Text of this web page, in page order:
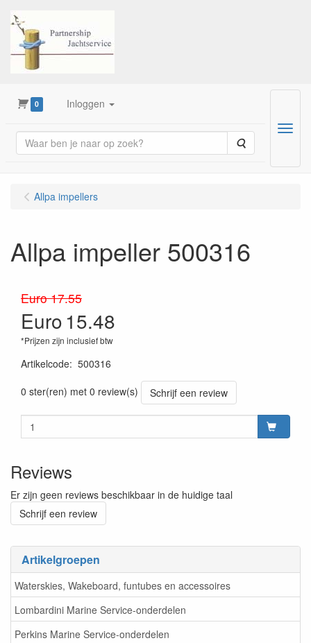
0 Inloggen
Zoeken
Menu
Artikelgroepen
Waterskies, Wakeboard, funtubes en accessoires
Lombardini Marine Service-onderdelen
Perkins Marine Service-onderdelen
Allpa impellers
Allpa impeller 500316
Euro 17.55
Euro15.48
*Prijzen zijn inclusief btw
Artikelcode: 500316
0 ster(ren) met 0 review(s)
Schrijf een review
Reviews
Er zijn geen reviews beschikbaar in de huidige taal
Schrijf een review